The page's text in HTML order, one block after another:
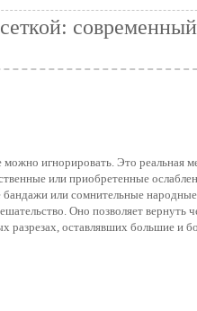
современный
игнорировать. Это реальная
или приобретенные
или сомнительные
Оно позволяет вернуть
разрезах, оставлявших большие и